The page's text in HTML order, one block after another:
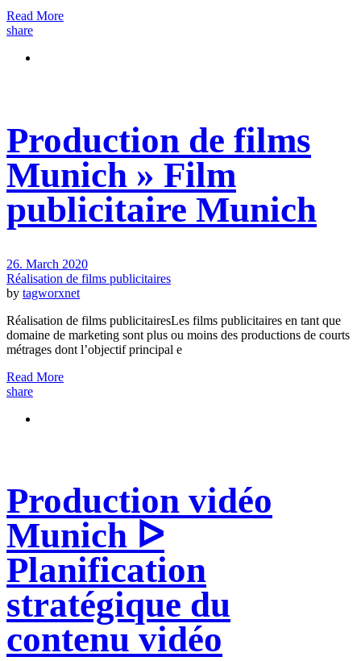
Read More
share
Production de films
Munich » Film
publicitaire Munich
26. March 2020
Réalisation de films publicitaires
by tagworxnet
Réalisation de films publicitairesLes films publicitaires en tant que
domaine de marketing sont plus ou moins des productions de courts
métrages dont l’objectif principal e
Read More
share
Production vidéo
Munich ᐅ
Planification
stratégique du
contenu vidéo